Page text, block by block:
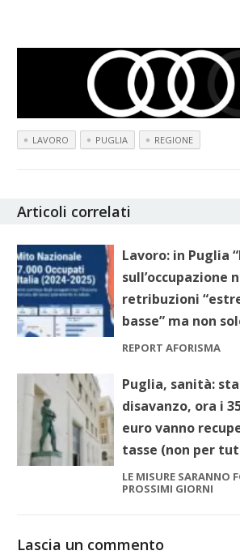
LAVORO PUGLIA REGIONE
Articoli correlati
Lavoro: in Puglia
sull’occupazione
retribuzioni
basse” ma non
REPORT AFORISMA
Puglia, sanità:
disavanzo, ora i
euro vanno
tasse (non per
LE MISURE SARANNO
PROSSIMI GIORNI
Lascia un commento